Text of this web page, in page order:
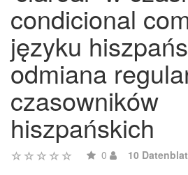
condicional
języku
odmiana
czasowników
hiszpańskich
0 10